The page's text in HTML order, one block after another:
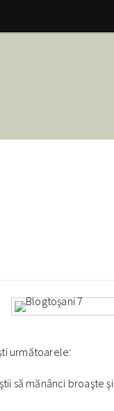
următoarele:
să mănânci broaşte şi